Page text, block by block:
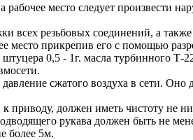
рабочее место следует произвести
всех резьбовых соединений, а
место прикрепив его с помощью
штуцера 0,5 - 1г. масла турбинного
давление сжатого воздуха в сети.
приводу, должен иметь чистоту не
рукава должен быть не
более 5м.